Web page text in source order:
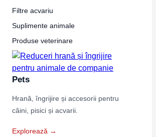
Filtre acvariu
Suplimente animale
Produse veterinare
Pets
Hrană, îngrijire și accesorii pentru
câini, pisici și acvarii.
Explorează →